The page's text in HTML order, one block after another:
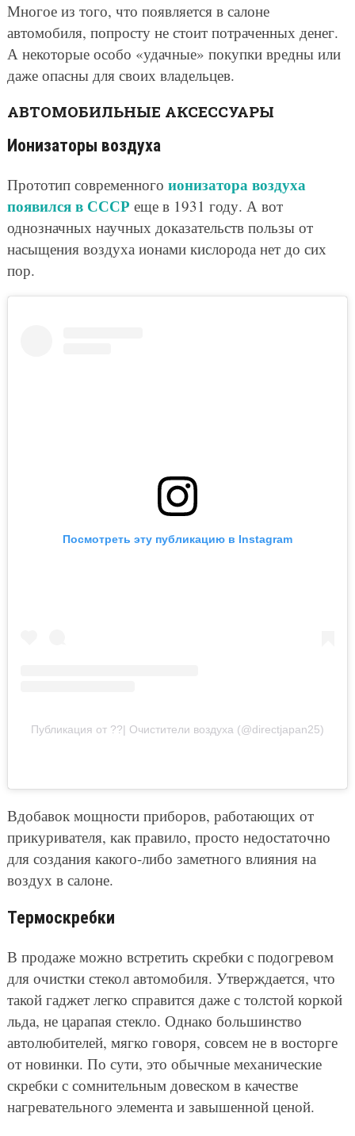
Многое из того, что появляется в салоне
автомобиля, попросту не стоит потраченных денег.
А некоторые особо «удачные» покупки вредны или
даже опасны для своих владельцев.
АВТОМОБИЛЬНЫЕ АКСЕССУАРЫ
Ионизаторы воздуха
Прототип современного ионизатора воздуха
появился в СССР еще в 1931 году. А вот
однозначных научных доказательств пользы от
насыщения воздуха ионами кислорода нет до сих
пор.
Посмотреть эту публикацию в Instagram
Публикация от ??| Очистители воздуха (@directjapan25)
Вдобавок мощности приборов, работающих от
прикуривателя, как правило, просто недостаточно
для создания какого-либо заметного влияния на
воздух в салоне.
Термоскребки
В продаже можно встретить скребки с подогревом
для очистки стекол автомобиля. Утверждается, что
такой гаджет легко справится даже с толстой коркой
льда, не царапая стекло. Однако большинство
автолюбителей, мягко говоря, совсем не в восторге
от новинки. По сути, это обычные механические
скребки с сомнительным довеском в качестве
нагревательного элемента и завышенной ценой.